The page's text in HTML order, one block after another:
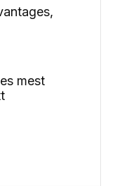
mest